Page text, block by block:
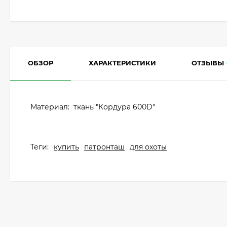
ОБЗОР ХАРАКТЕРИСТИКИ ОТЗЫВЫ
Материал: ткань "Кордура 600D"
Теги: купить патронташ для охоты